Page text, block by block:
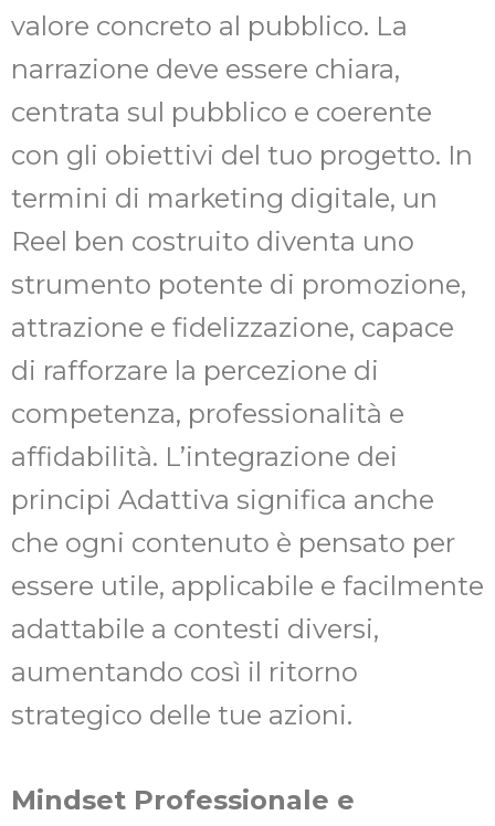
valore concreto al pubblico. La
narrazione deve essere chiara,
centrata sul pubblico e coerente
con gli obiettivi del tuo progetto. In
termini di marketing digitale, un
Reel ben costruito diventa uno
strumento potente di promozione,
attrazione e fidelizzazione, capace
di rafforzare la percezione di
competenza, professionalità e
affidabilità. L’integrazione dei
principi Adattiva significa anche
che ogni contenuto è pensato per
essere utile, applicabile e facilmente
adattabile a contesti diversi,
aumentando così il ritorno
strategico delle tue azioni.
Mindset Professionale e